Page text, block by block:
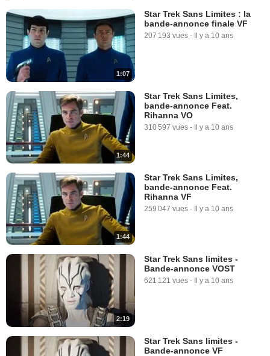
1:07
Star Trek Sans Limites : la
bande-annonce finale VF
207 193 vues - Il y a 10 ans
1:44
Star Trek Sans Limites,
bande-annonce Feat.
Rihanna VO
310 597 vues - Il y a 10 ans
1:44
Star Trek Sans Limites,
bande-annonce Feat.
Rihanna VF
259 047 vues - Il y a 10 ans
2:19
Star Trek Sans limites -
Bande-annonce VOST
621 121 vues - Il y a 10 ans
Star Trek Sans limites -
Bande-annonce VF